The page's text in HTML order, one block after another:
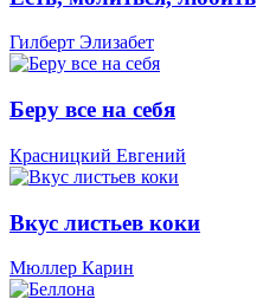
Гилберт Элизабет
Беру все на себя
Красницкий Евгений
Вкус листьев коки
Мюллер Карин